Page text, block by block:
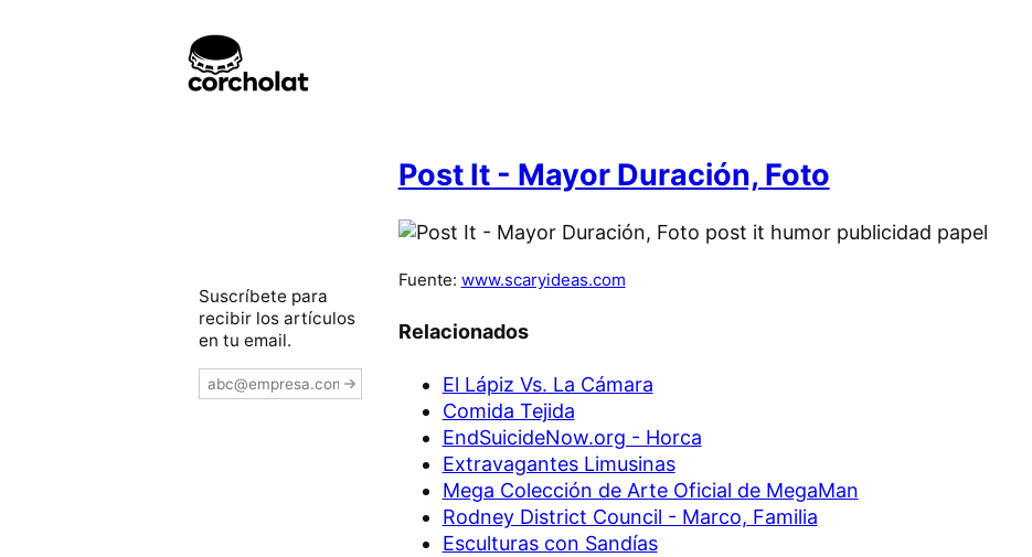
Post It - Mayor Duración, Foto
Fuente: www.scaryideas.com
Relacionados
El Lápiz Vs. La Cámara
Comida Tejida
EndSuicideNow.org - Horca
Extravagantes Limusinas
Mega Colección de Arte Oficial de MegaMan
Rodney District Council - Marco, Familia
Esculturas con Sandías
Suscríbete para
recibir los artículos
en tu email.